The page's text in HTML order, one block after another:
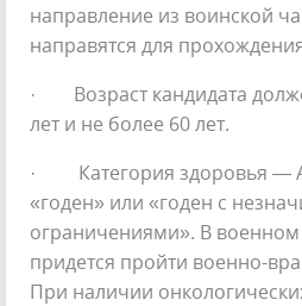
направление из воинской
направятся для
· Возраст кандидата
лет и не более 60 лет.
· Категория здоровья — А
«годен» или «годен с
ограничениями». В военном
придется пройти военно-
При наличии